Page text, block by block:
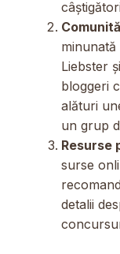
Liebster
bloggeri
alături
un grup
Resurse
surse
detalii